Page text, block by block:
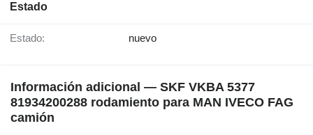
Estado
Estado: nuevo
Información adicional — SKF VKBA 5377
81934200288 rodamiento para MAN IVECO FAG
camión